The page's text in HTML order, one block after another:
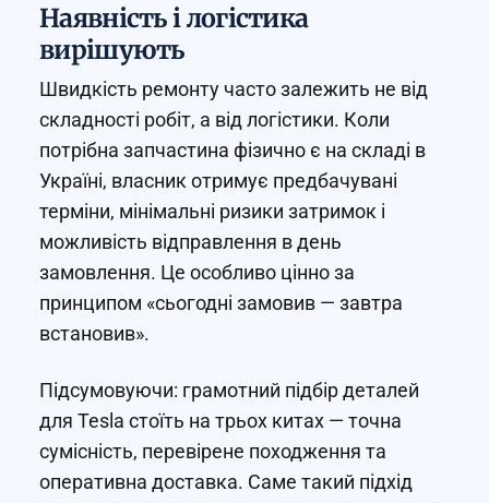
Наявність і логістика
вирішують
Швидкість ремонту часто залежить не від
складності робіт, а від логістики. Коли
потрібна запчастина фізично є на складі в
Україні, власник отримує предбачувані
терміни, мінімальні ризики затримок і
можливість відправлення в день
замовлення. Це особливо цінно за
принципом «сьогодні замовив — завтра
встановив».
Підсумовуючи: грамотний підбір деталей
для Tesla стоїть на трьох китах — точна
сумісність, перевірене походження та
оперативна доставка. Саме такий підхід